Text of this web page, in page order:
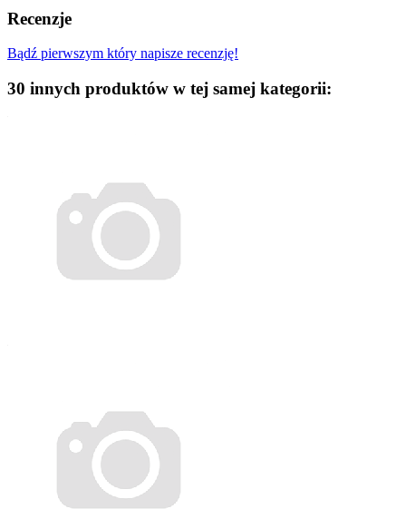
Recenzje
Bądź pierwszym który napisze recenzję!
30 innych produktów w tej samej kategorii: